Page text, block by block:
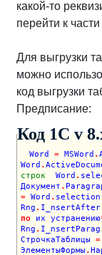
какой-то
перейти к части
Для выгрузки
можно
код выгрузки
Предписание:
Код 1C v
Word = MSWord .
Word .
строк
  Word
.
Документ .
= Word . selection
Rng . I_nsertAfter
по их устранению
Rng .
СтрочкаТаблицы =
ЭлементыФормы .